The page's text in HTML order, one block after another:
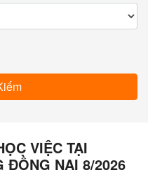
VIỆC TẠI
ĐỒNG NAI 8/2026